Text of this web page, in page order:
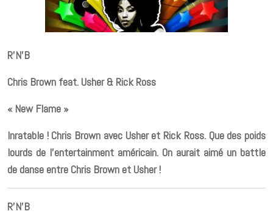
R’N’B
Chris Brown feat. Usher & Rick Ross
« New Flame »
Inratable ! Chris Brown avec Usher et Rick Ross. Que des poids
lourds de l’entertainment américain. On aurait aimé un battle
de danse entre Chris Brown et Usher !
R’N’B